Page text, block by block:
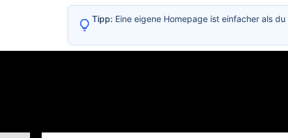
Tipp: Eine eigene Homepage ist einfacher als